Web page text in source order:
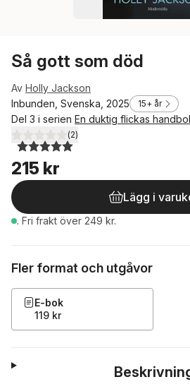
Så gott som död
Av Holly Jackson
Inbunden, Svenska, 2025
15+ år
Del 3 i serien En duktig flickas
5,0utav 5 stjärnor. Totalt antal röster:
(2)
215 kr
Lägg i
. Fri frakt över 249 kr.
Fler format och utgåvor
E-bok
119 kr